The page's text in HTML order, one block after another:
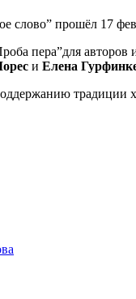
слово” прошёл 17
пера”для
и Елена
традиции